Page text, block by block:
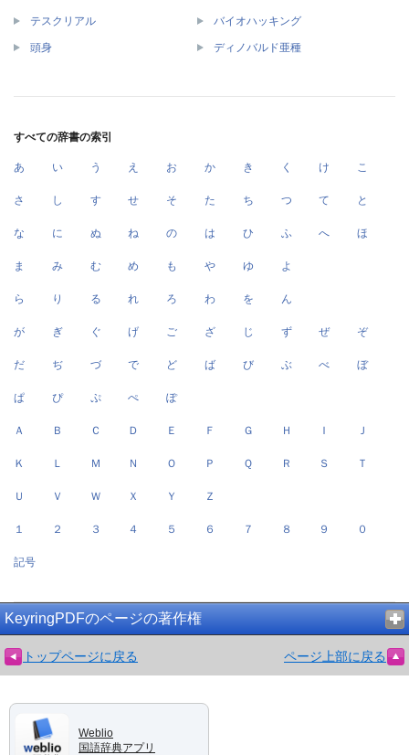
テスクリアル バイオハッキング
頭身 ディノバルド亜種
すべての辞書の索引
あ い う え お か き く け こ
さ し す せ そ た ち つ て と
な に ぬ ね の は ひ ふ へ ほ
ま み む め も や ゆ よ
ら り る れ ろ わ を ん
が ぎ ぐ げ ご ざ じ ず ぜ ぞ
だ ぢ づ で ど ば び ぶ べ ぼ
ぱ ぴ ぷ ぺ ぽ
Ａ Ｂ Ｃ Ｄ Ｅ Ｆ Ｇ Ｈ Ｉ Ｊ
Ｋ Ｌ Ｍ Ｎ Ｏ Ｐ Ｑ Ｒ Ｓ Ｔ
Ｕ Ｖ Ｗ Ｘ Ｙ Ｚ
１ ２ ３ ４ ５ ６ ７ ８ ９ ０
記号
KeyringPDFのページの著作権
トップページに戻る ページ上部に戻る
Weblio
国語辞典アプリ